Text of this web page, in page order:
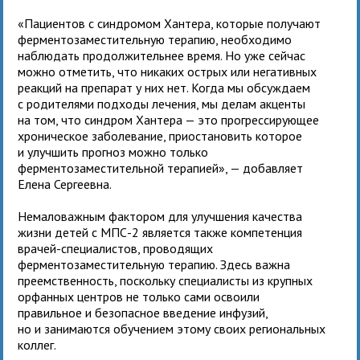
«Пациентов с синдромом Хантера, которые получают
ферментозаместительную терапию, необходимо
наблюдать продолжительнее время. Но уже сейчас
можно отметить, что никаких острых или негативных
реакций на препарат у них нет. Когда мы обсуждаем
с родителями подходы лечения, мы делам акценты
на том, что синдром Хантера — это прогрессирующее
хроническое заболевание, приостановить которое
и улучшить прогноз можно только
ферментозаместительной терапией», — добавляет
Елена Сергеевна.
Немаловажным фактором для улучшения качества
жизни детей с МПС-2 является также компетенция
врачей-специалистов, проводящих
ферментозаместительную терапию. Здесь важна
преемственность, поскольку специалисты из крупных
орфанных центров не только сами освоили
правильное и безопасное введение инфузий,
но и занимаются обучением этому своих региональных
коллег.